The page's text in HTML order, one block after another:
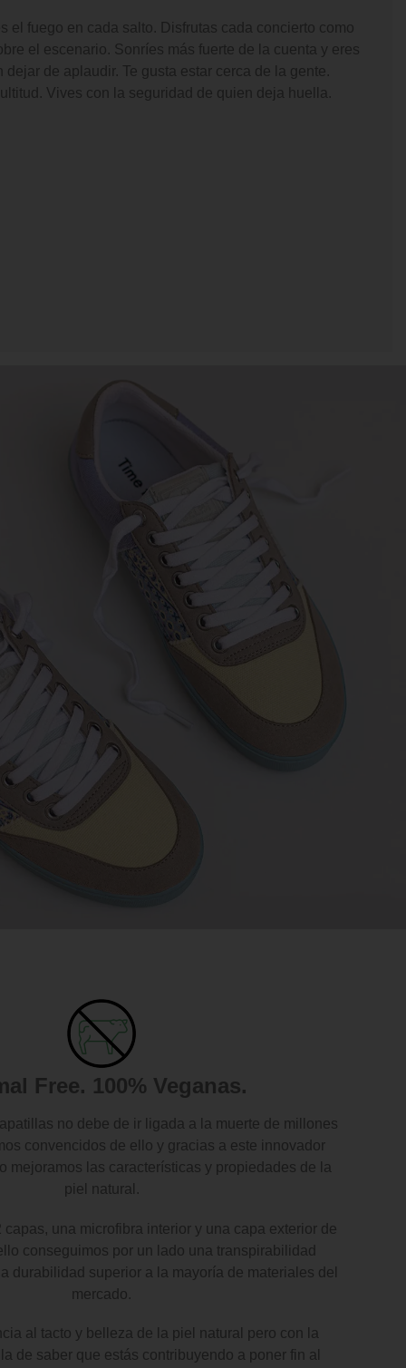
el fuego en cada salto. Disfrutas cada concierto como
el escenario. Sonríes más fuerte de la cuenta y eres
dejar de aplaudir. Te gusta estar cerca de la gente.
Vives con la seguridad de quien deja huella.
Free. 100% Veganas.
no debe de ir ligada a la muerte de millones
convencidos de ello y gracias a este innovador
mejoramos las características y propiedades de la
piel natural.
capas, una microfibra interior y una capa exterior de
conseguimos por un lado una transpirabilidad
durabilidad superior a la mayoría de materiales del
mercado.
al tacto y belleza de la piel natural pero con la
de saber que estás contribuyendo a poner fin al